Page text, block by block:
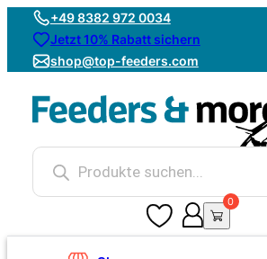
+49 8382 972 0034
Jetzt 10% Rabatt sichern
shop@top-feeders.com
Products
search
0 0